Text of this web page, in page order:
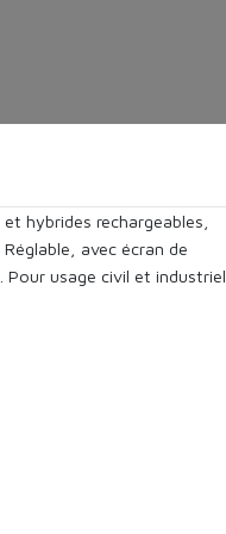
hybrides rechargeables,
avec écran de
usage civil et industriel.